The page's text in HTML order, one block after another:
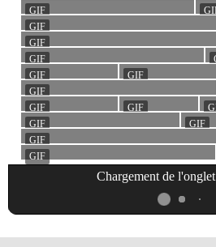
Chargement de l'onglet